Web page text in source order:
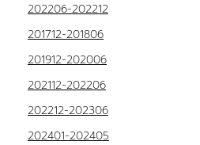
202206-202212
201712-201806
201912-202006
202112-202206
202212-202306
202401-202405